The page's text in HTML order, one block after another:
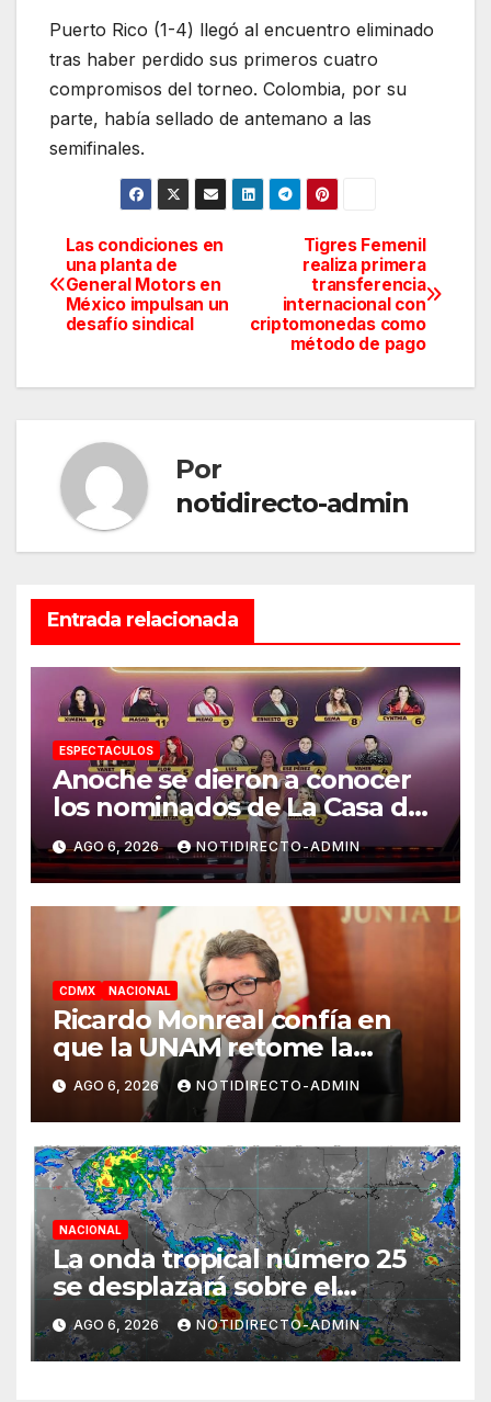
Puerto Rico (1-4) llegó al encuentro eliminado
tras haber perdido sus primeros cuatro
compromisos del torneo. Colombia, por su
parte, había sellado de antemano a las
semifinales.
Navegación
de
Tigres Femenil
realiza primera
transferencia
internacional con
criptomonedas como
método de pago
Las condiciones en
una planta de
General Motors en
México impulsan un
desafío sindical
Por
notidirecto-admin
Entrada relacionada
ESPECTACULOS
Anoche se dieron a conocer
los nominados de La Casa de
los Famosos México 2026 en
la segunda semana
AGO 6, 2026 NOTIDIRECTO-ADMIN
CDMX NACIONAL
Ricardo Monreal confía en
que la UNAM retome la
normalidad e inicie el
semestre mediante el diálogo
AGO 6, 2026 NOTIDIRECTO-ADMIN
NACIONAL
La onda tropical número 25
se desplazará sobre el
sureste mexicano
AGO 6, 2026 NOTIDIRECTO-ADMIN